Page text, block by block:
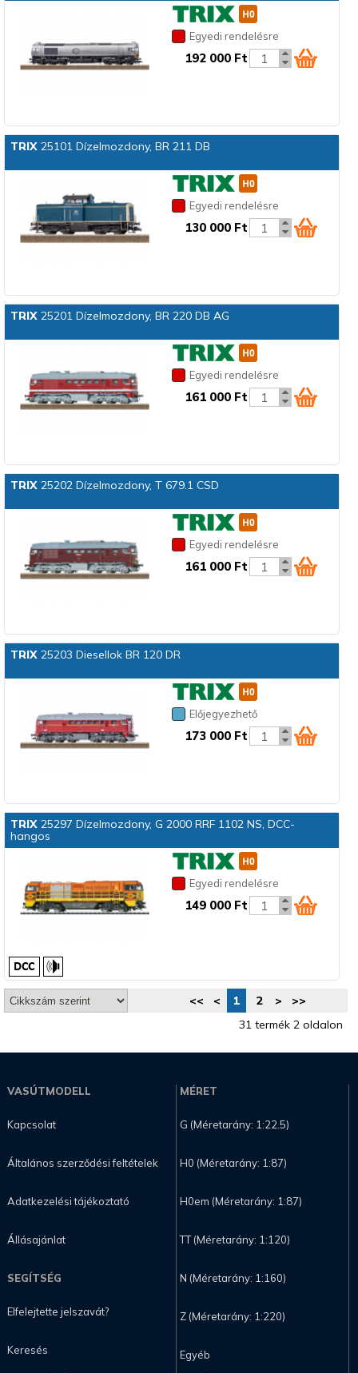
Egyedi rendelésre
192 000 Ft
TRIX25101 Dízelmozdony, BR 211 DB
Egyedi rendelésre
130 000 Ft
TRIX25201 Dízelmozdony, BR 220 DB AG
Egyedi rendelésre
161 000 Ft
TRIX25202 Dízelmozdony, T 679.1 CSD
Egyedi rendelésre
161 000 Ft
TRIX25203 Diesellok BR 120 DR
Előjegyezhető
173 000 Ft
TRIX25297 Dízelmozdony, G 2000 RRF 1102 NS, DCC-
hangos
Egyedi rendelésre
149 000 Ft
<< < 1 2 >
>>
31 termék 2 oldalon
VASÚTMODELL
Kapcsolat
Általános szerződési feltételek
Adatkezelési tájékoztató
Állásajánlat
SEGÍTSÉG
Elfelejtette jelszavát?
Keresés
MÉRET
G (Méretarány: 1:22.5)
H0 (Méretarány: 1:87)
H0em (Méretarány: 1:87)
TT (Méretarány: 1:120)
N (Méretarány: 1:160)
Z (Méretarány: 1:220)
Egyéb